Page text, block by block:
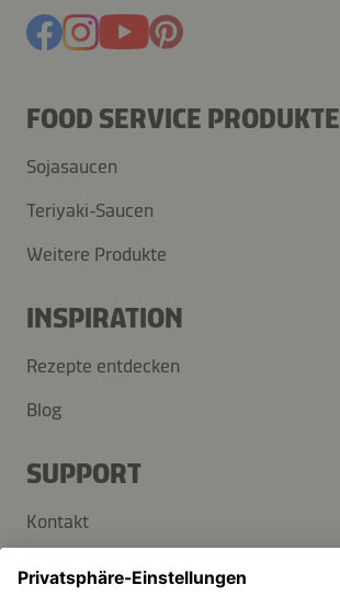
FOOD SERVICE PRODUKTE
Sojasaucen
Teriyaki-Saucen
Weitere Produkte
INSPIRATION
Rezepte entdecken
Blog
SUPPORT
Kontakt
FAQ